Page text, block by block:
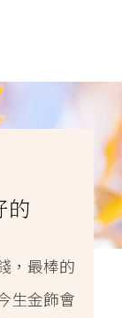
的
，最棒的
生金飾會